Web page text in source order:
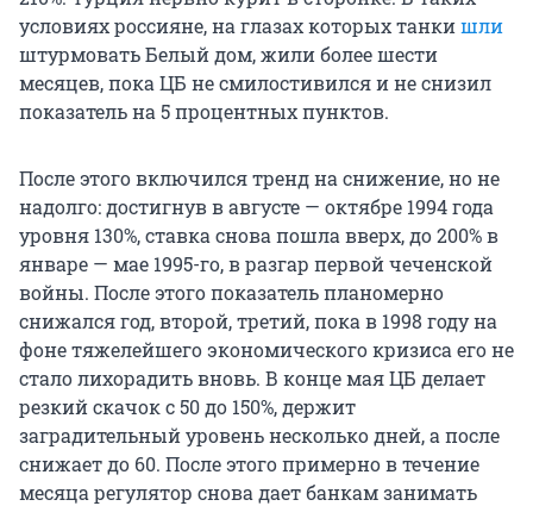
условиях россияне, на глазах которых танкишли
штурмовать Белый дом, жили более шести
месяцев, пока ЦБ не смилостивился и не снизил
показатель на 5 процентных пунктов.
После этого включился тренд на снижение, но не
надолго: достигнув в августе — октябре 1994 года
уровня 130%, ставка снова пошла вверх, до 200% в
январе — мае 1995-го, в разгар первой чеченской
войны. После этого показатель планомерно
снижался год, второй, третий, пока в 1998 году на
фоне тяжелейшего экономического кризиса его не
стало лихорадить вновь. В конце мая ЦБ делает
резкий скачок с 50 до 150%, держит
заградительный уровень несколько дней, а после
снижает до 60. После этого примерно в течение
месяца регулятор снова дает банкам занимать